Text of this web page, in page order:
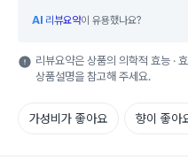
AI 리뷰요약이 유용했나요?
리뷰요약은 상품의 의학적 효능 ·
상품설명을 참고해 주세요.
가성비가 좋아요 향이 좋아